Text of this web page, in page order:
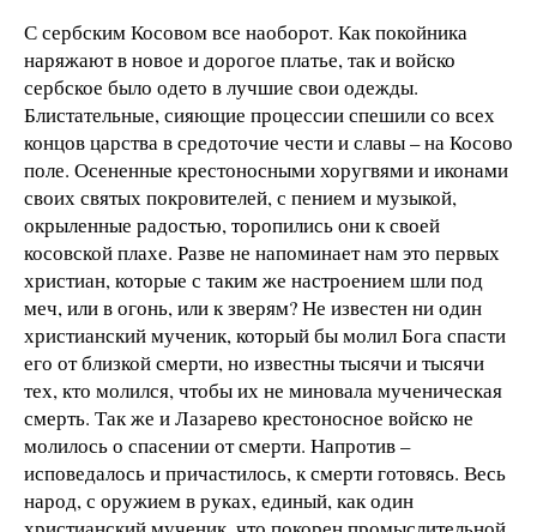
С сербским Косовом все наоборот. Как покойника
наряжают в новое и дорогое платье, так и войско
сербское было одето в лучшие свои одежды.
Блистательные, сияющие процессии спешили со всех
концов царства в средоточие чести и славы – на Косово
поле. Осененные крестоносными хоругвями и иконами
своих святых покровителей, с пением и музыкой,
окрыленные радостью, торопились они к своей
косовской плахе. Разве не напоминает нам это первых
христиан, которые с таким же настроением шли под
меч, или в огонь, или к зверям? Не известен ни один
христианский мученик, который бы молил Бога спасти
его от близкой смерти, но известны тысячи и тысячи
тех, кто молился, чтобы их не миновала мученическая
смерть. Так же и Лазарево крестоносное войско не
молилось о спасении от смерти. Напротив –
исповедалось и причастилось, к смерти готовясь. Весь
народ, с оружием в руках, единый, как один